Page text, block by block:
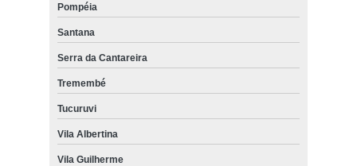
Pompéia
Santana
Serra da Cantareira
Tremembé
Tucuruvi
Vila Albertina
Vila Guilherme